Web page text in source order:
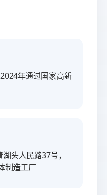
年通过国家高新
头人民路37号，
制造工厂